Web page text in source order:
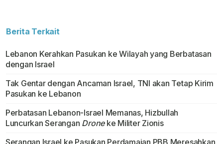
Berita Terkait
Lebanon Kerahkan Pasukan ke Wilayah yang Berbatasan
dengan Israel
Tak Gentar dengan Ancaman Israel, TNI akan Tetap Kirim
Pasukan ke Lebanon
Perbatasan Lebanon-Israel Memanas, Hizbullah
Luncurkan Serangan Drone ke Militer Zionis